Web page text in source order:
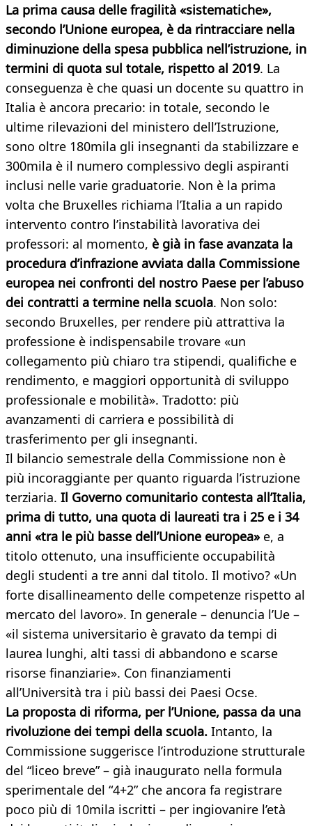
La prima causa delle fragilità «sistematiche»,
secondo l’Unione europea, è da rintracciare nella
diminuzione della spesa pubblica nell’istruzione, in
termini di quota sul totale, rispetto al 2019. La
conseguenza è che quasi un docente su quattro in
Italia è ancora precario: in totale, secondo le
ultime rilevazioni del ministero dell’Istruzione,
sono oltre 180mila gli insegnanti da stabilizzare e
300mila è il numero complessivo degli aspiranti
inclusi nelle varie graduatorie. Non è la prima
volta che Bruxelles richiama l’Italia a un rapido
intervento contro l’instabilità lavorativa dei
professori: al momento, è già in fase avanzata la
procedura d’infrazione avviata dalla Commissione
europea nei confronti del nostro Paese per l’abuso
dei contratti a termine nella scuola. Non solo:
secondo Bruxelles, per rendere più attrattiva la
professione è indispensabile trovare «un
collegamento più chiaro tra stipendi, qualifiche e
rendimento, e maggiori opportunità di sviluppo
professionale e mobilità». Tradotto: più
avanzamenti di carriera e possibilità di
trasferimento per gli insegnanti.
Il bilancio semestrale della Commissione non è
più incoraggiante per quanto riguarda l’istruzione
terziaria. Il Governo comunitario contesta all’Italia,
prima di tutto, una quota di laureati tra i 25 e i 34
anni «tra le più basse dell’Unione europea» e, a
titolo ottenuto, una insufficiente occupabilità
degli studenti a tre anni dal titolo. Il motivo? «Un
forte disallineamento delle competenze rispetto al
mercato del lavoro». In generale – denuncia l’Ue –
«il sistema universitario è gravato da tempi di
laurea lunghi, alti tassi di abbandono e scarse
risorse finanziarie». Con finanziamenti
all’Università tra i più bassi dei Paesi Ocse.
La proposta di riforma, per l’Unione, passa da una
rivoluzione dei tempi della scuola. Intanto, la
Commissione suggerisce l’introduzione strutturale
del “liceo breve” – già inaugurato nella formula
sperimentale del “4+2” che ancora fa registrare
poco più di 10mila iscritti – per ingiovanire l’età